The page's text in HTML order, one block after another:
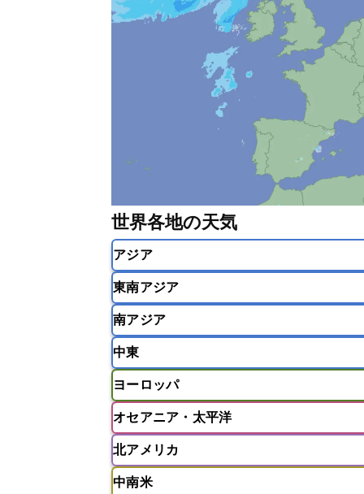
世界各地の天気
アジア
韓国
東南アジア
インドネシア
南アジア
モルディブ
中東
アフガニスタン
ウズベキスタン
バーレーン
ヨルダン レバノン
ヨーロッパ
アイスランド
イギリス
オセアニア・太平洋
アメリカ領サモア
北アメリカ
中南米